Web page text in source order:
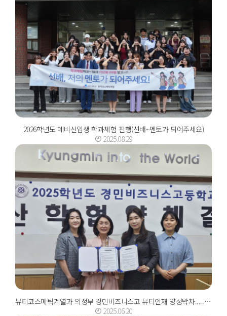
2026학년도 예비신입생 학과체험 진행(선배~멘토가 되어주세요)
2025.08.29
뷰티코스메틱계열과 의정부 경민비즈니스고 뷰티인재 양성박차........ 뷰티산업 맞춤...
2025.06.20